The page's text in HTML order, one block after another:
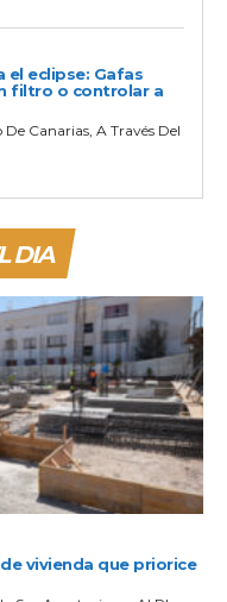
el eclipse: Gafas
filtro o controlar a
Canarias, A Través Del
DIA
vivienda que priorice